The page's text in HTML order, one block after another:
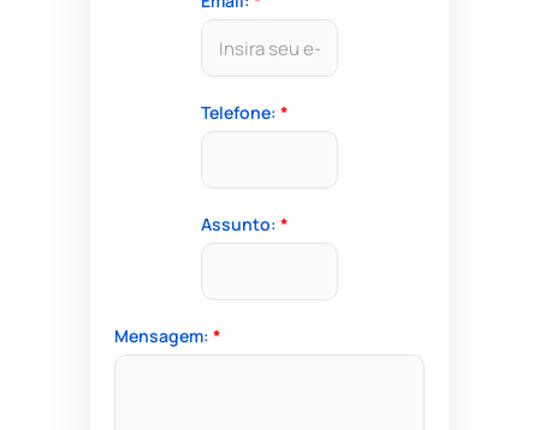
Telefone: *
Assunto: *
Mensagem: *